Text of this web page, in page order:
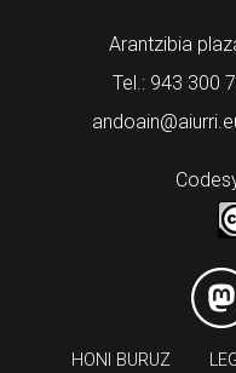
Arantzibia
Tel.: 943 300
HONI BURUZ